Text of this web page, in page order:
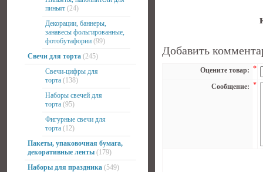
пиньят (24)
Декорации, баннеры,
занавесы фольгированные,
фотобутафории (99)
Свечи для торта (245)
Свечи-цифры для
торта (138)
Наборы свечей для
торта (95)
Фигурные свечи для
торта (12)
Пакеты, упаковочная бумага,
декоративные ленты (179)
Наборы для праздника (549)
Добавить
Оцените товар: *
Сообщение: *